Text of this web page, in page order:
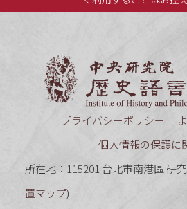
プライバシーポリシー
個人情報の保護に
所在地：115201 台北市南港區 研
置マップ)